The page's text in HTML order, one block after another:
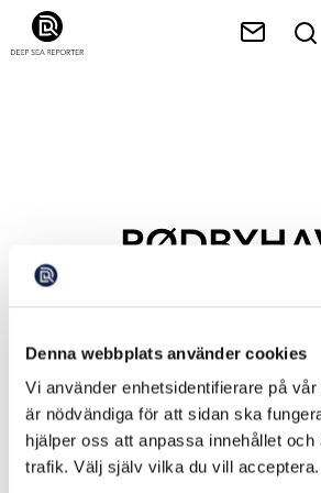
Denna webbplats använder cookies
Vi använder enhetsidentifierare på
är nödvändiga för att sidan ska
hjälper oss att anpassa innehållet
trafik. Välj själv vilka du vill acceptera.